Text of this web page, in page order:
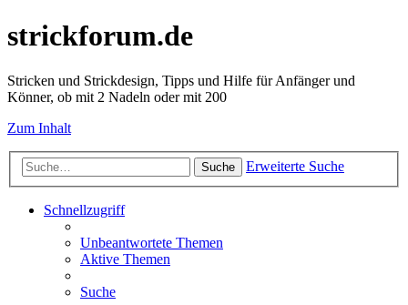
strickforum.de
Stricken und Strickdesign, Tipps und Hilfe für Anfänger und
Könner, ob mit 2 Nadeln oder mit 200
Zum Inhalt
Suche Erweiterte Suche
Schnellzugriff
Unbeantwortete Themen
Aktive Themen
Suche